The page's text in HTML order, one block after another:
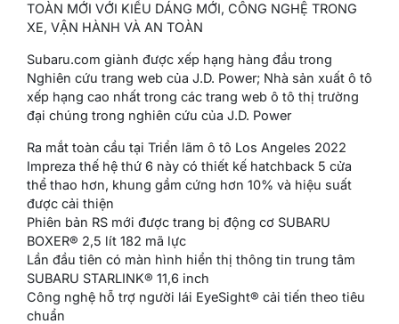
TOÀN MỚI VỚI KIỂU DÁNG MỚI, CÔNG NGHỆ TRONG
XE, VẬN HÀNH VÀ AN TOÀN
Subaru.com giành được xếp hạng hàng đầu trong
Nghiên cứu trang web của J.D. Power; Nhà sản xuất ô tô
xếp hạng cao nhất trong các trang web ô tô thị trường
đại chúng trong nghiên cứu của J.D. Power
Ra mắt toàn cầu tại Triển lãm ô tô Los Angeles 2022
Impreza thế hệ thứ 6 này có thiết kế hatchback 5 cửa
thể thao hơn, khung gầm cứng hơn 10% và hiệu suất
được cải thiện
Phiên bản RS mới được trang bị động cơ SUBARU
BOXER® 2,5 lít 182 mã lực
Lần đầu tiên có màn hình hiển thị thông tin trung tâm
SUBARU STARLINK® 11,6 inch
Công nghệ hỗ trợ người lái EyeSight® cải tiến theo tiêu
chuẩn